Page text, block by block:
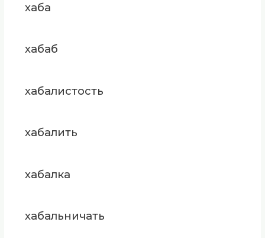
хаба
хабаб
хабалистость
хабалить
хабалка
хабальничать